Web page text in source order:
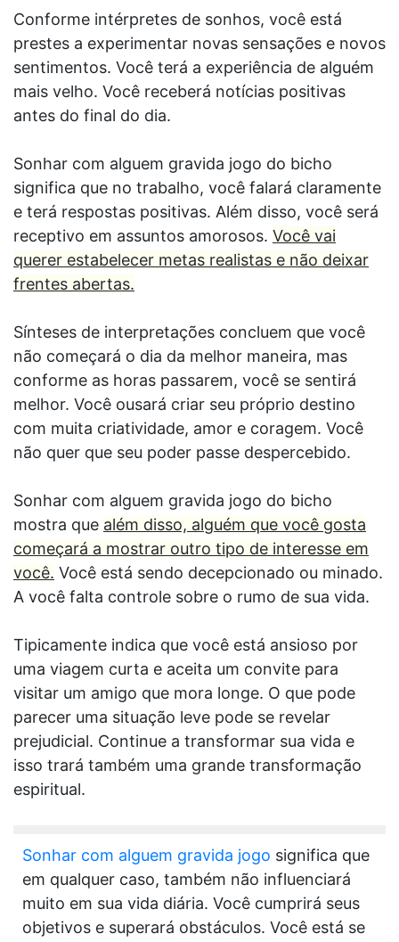
Conforme intérpretes de sonhos, você está
prestes a experimentar novas sensações e novos
sentimentos. Você terá a experiência de alguém
mais velho. Você receberá notícias positivas
antes do final do dia.
Sonhar com alguem gravida jogo do bicho
significa que no trabalho, você falará claramente
e terá respostas positivas. Além disso, você será
receptivo em assuntos amorosos. Você vai
querer estabelecer metas realistas e não deixar
frentes abertas.
Sínteses de interpretações concluem que você
não começará o dia da melhor maneira, mas
conforme as horas passarem, você se sentirá
melhor. Você ousará criar seu próprio destino
com muita criatividade, amor e coragem. Você
não quer que seu poder passe despercebido.
Sonhar com alguem gravida jogo do bicho
mostra que além disso, alguém que você gosta
começará a mostrar outro tipo de interesse em
você. Você está sendo decepcionado ou minado.
A você falta controle sobre o rumo de sua vida.
Tipicamente indica que você está ansioso por
uma viagem curta e aceita um convite para
visitar um amigo que mora longe. O que pode
parecer uma situação leve pode se revelar
prejudicial. Continue a transformar sua vida e
isso trará também uma grande transformação
espiritual.
Sonhar com alguem gravida jogo significa que
em qualquer caso, também não influenciará
muito em sua vida diária. Você cumprirá seus
objetivos e superará obstáculos. Você está se